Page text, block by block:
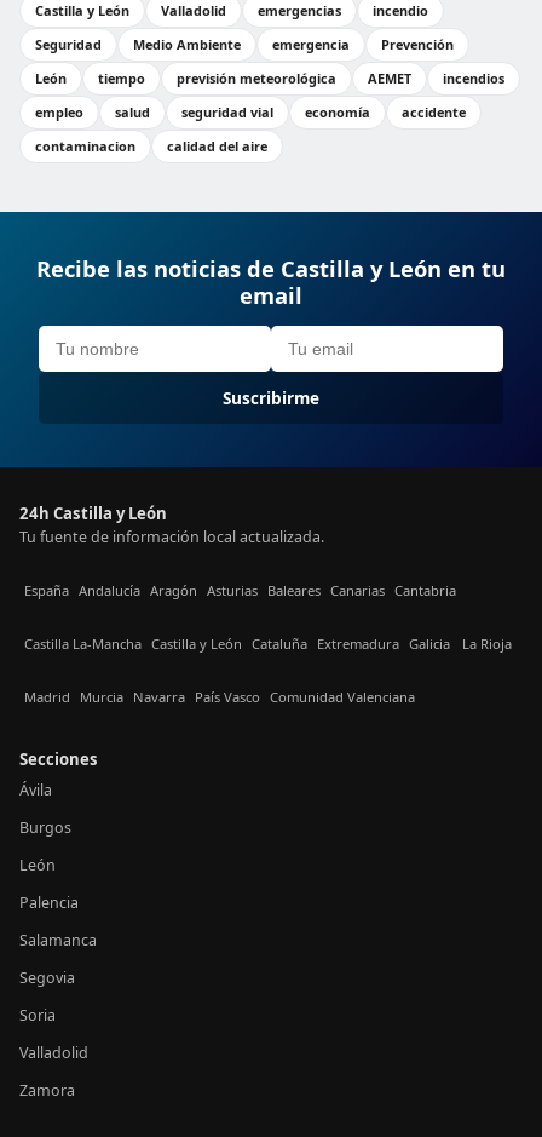
Castilla y León Valladolid emergencias
incendio
Seguridad
Medio Ambiente emergencia
Prevención
León
tiempo previsión meteorológica AEMET
incendios
empleo
salud seguridad vial economía
accidente
contaminacion
calidad del aire
Recibe las noticias de Castilla y León en tu
email
Suscribirme
24h Castilla y León
Tu fuente de información local actualizada.
España Andalucía Aragón Asturias Baleares Canarias Cantabria
Castilla La-Mancha Castilla y León Cataluña Extremadura Galicia La Rioja
Madrid Murcia Navarra País Vasco Comunidad Valenciana
Secciones
Ávila
Burgos
León
Palencia
Salamanca
Segovia
Soria
Valladolid
Zamora